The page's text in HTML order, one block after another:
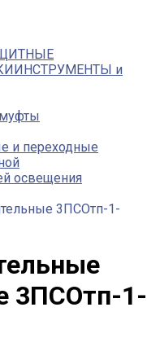
ИНСТРУМЕНТЫ и
и переходные
освещения
3ПСОтп-1-
3ПСОтп-1-